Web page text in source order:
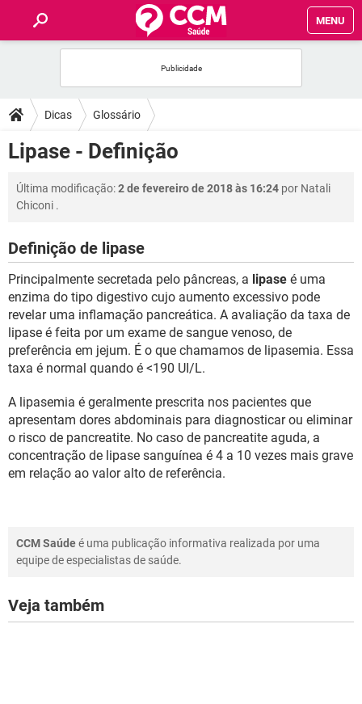
MENU
FÓRUM
SAÚDE
FAMÍLIA
SEXUALIDADE
GLOSSÁRIO
Dicas Glossário
Lipase - Definição
Última modificação:2 de fevereiro de 2018 às 16:24 por Natali
Chiconi .
Definição de lipase
Principalmente secretada pelo pâncreas, a lipase é uma
enzima do tipo digestivo cujo aumento excessivo pode
revelar uma inflamação pancreática. A avaliação da taxa de
lipase é feita por um exame de sangue venoso, de
preferência em jejum. É o que chamamos de lipasemia. Essa
taxa é normal quando é <190 UI/L.
A lipasemia é geralmente prescrita nos pacientes que
apresentam dores abdominais para diagnosticar ou eliminar
o risco de pancreatite. No caso de pancreatite aguda, a
concentração de lipase sanguínea é 4 a 10 vezes mais grave
em relação ao valor alto de referência.
CCM Saúdeé uma publicação informativa realizada por uma
equipe de especialistas de saúde.
Veja também